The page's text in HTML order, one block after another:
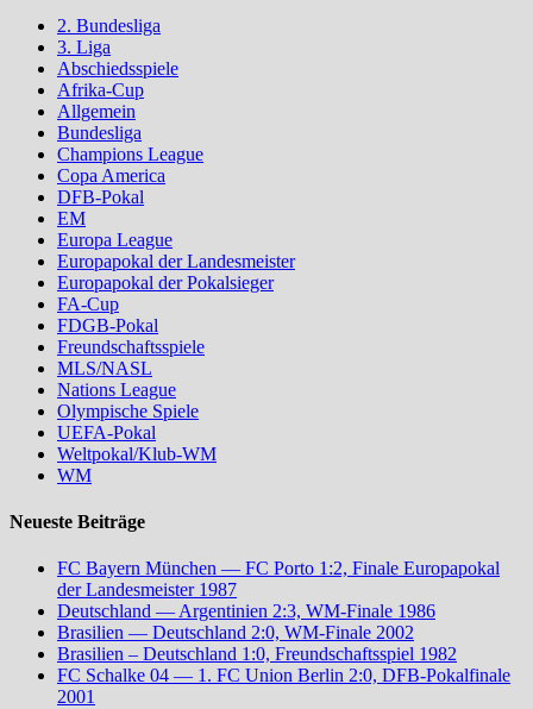
2. Bundesliga
3. Liga
Abschiedsspiele
Afrika-Cup
Allgemein
Bundesliga
Champions League
Copa America
DFB-Pokal
EM
Europa League
Europapokal der Landesmeister
Europapokal der Pokalsieger
FA-Cup
FDGB-Pokal
Freundschaftsspiele
MLS/NASL
Nations League
Olympische Spiele
UEFA-Pokal
Weltpokal/Klub-WM
WM
Neueste Beiträge
FC Bayern München — FC Porto 1:2, Finale Europapokal
der Landesmeister 1987
Deutschland — Argentinien 2:3, WM-Finale 1986
Brasilien — Deutschland 2:0, WM-Finale 2002
Brasilien – Deutschland 1:0, Freundschaftsspiel 1982
FC Schalke 04 — 1. FC Union Berlin 2:0, DFB-Pokalfinale
2001